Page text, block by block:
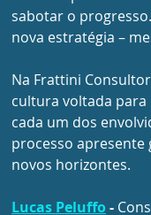
sabotar o
nova estratégia –
Na Frattini
cultura voltada para
cada um dos
processo apresente
novos horizontes.
Lucas Peluffo -